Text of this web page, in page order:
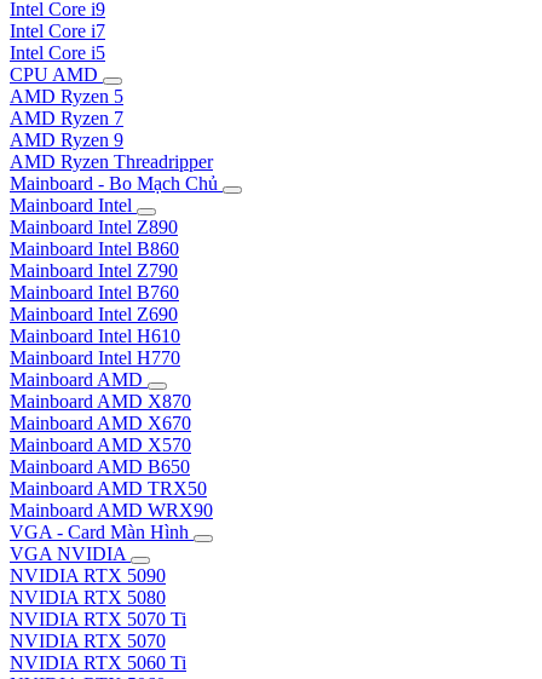
Intel Core i9
Intel Core i7
Intel Core i5
CPU AMD
AMD Ryzen 5
AMD Ryzen 7
AMD Ryzen 9
AMD Ryzen Threadripper
Mainboard - Bo Mạch Chủ
Mainboard Intel
Mainboard Intel Z890
Mainboard Intel B860
Mainboard Intel Z790
Mainboard Intel B760
Mainboard Intel Z690
Mainboard Intel H610
Mainboard Intel H770
Mainboard AMD
Mainboard AMD X870
Mainboard AMD X670
Mainboard AMD X570
Mainboard AMD B650
Mainboard AMD TRX50
Mainboard AMD WRX90
VGA - Card Màn Hình
VGA NVIDIA
NVIDIA RTX 5090
NVIDIA RTX 5080
NVIDIA RTX 5070 Ti
NVIDIA RTX 5070
NVIDIA RTX 5060 Ti